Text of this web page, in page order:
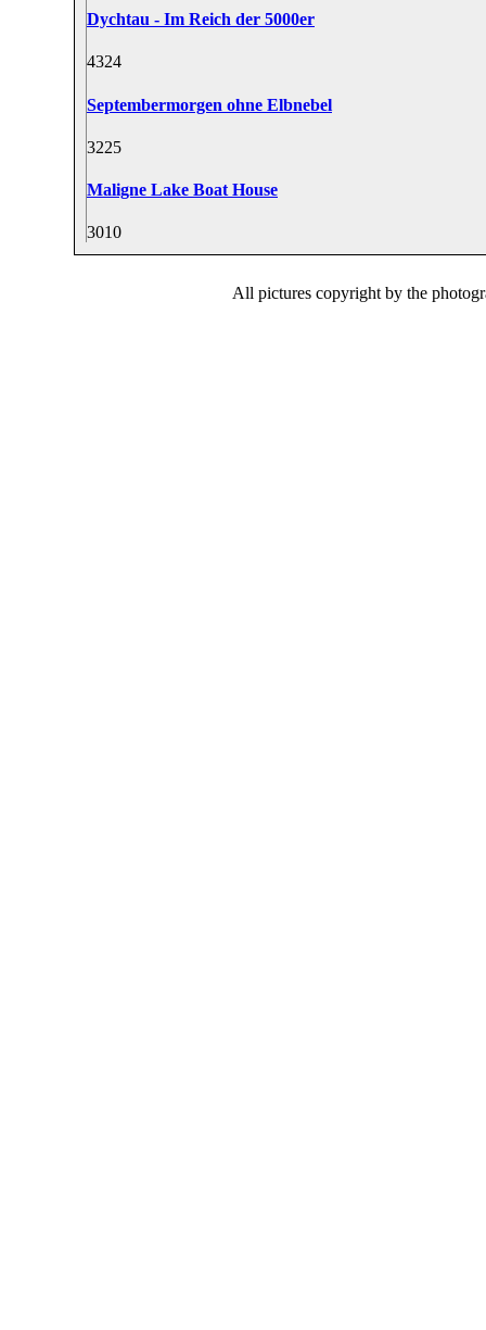
Dychtau - Im Reich der 5000er
4324
Septembermorgen ohne Elbnebel
3225
Maligne Lake Boat House
3010
All pictures copyright by the